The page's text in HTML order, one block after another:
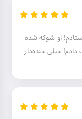
او شوکه شده
خیلی خنده‌دار